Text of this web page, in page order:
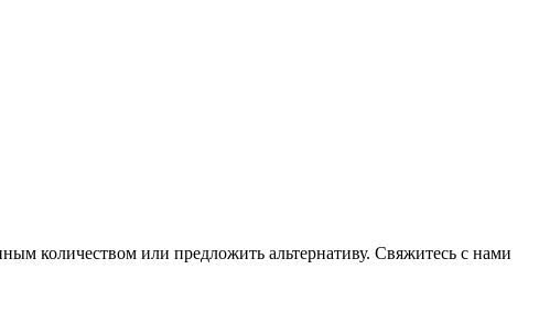
количеством или предложить альтернативу. Свяжитесь с нами